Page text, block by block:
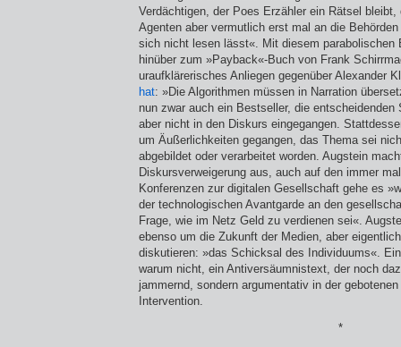
Verdächtigen, der Poes Erzähler ein Rätsel bleibt,
Agenten aber vermutlich erst mal an die
sich nicht lesen lässt«. Mit diesem parabolischen
hinüber zum »Payback«-Buch von Frank
uraufklärerisches Anliegen gegenüber Alexander
hat: »Die Algorith­men müssen in Narration
nun zwar auch ein Bestseller, die
aber nicht in den Diskurs eingegangen.
um Äußerlichkeiten gegangen, das Thema sei
abgebildet oder verarbeitet worden. Augstein
Diskursverweigerung aus, auch auf den immer
Konferenzen zur digitalen Gesellschaft gehe es
der technologischen Avantgarde an den
Frage, wie im Netz Geld zu ver­dienen sei«.
ebenso um die Zukunft der Medien, aber
diskutieren: »das Schicksal des Individuums«.
warum nicht, ein Antiversäumnistext, der noch
jam­mernd, sondern argumentativ in der
Intervention.
*